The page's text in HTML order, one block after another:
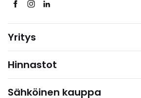
Yritys
Hinnastot
Sähköinen kauppa